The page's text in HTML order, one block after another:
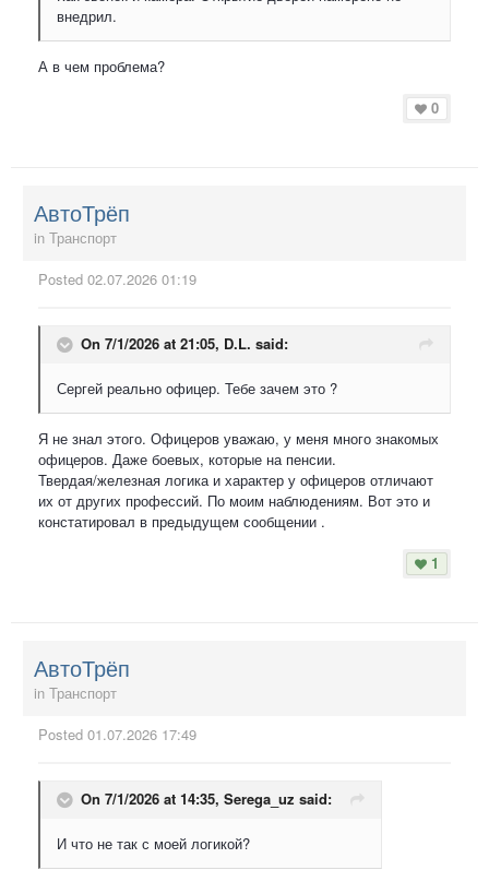
внедрил.
А в чем проблема?
0
АвтоТрёп
in Транспорт
Posted 02.07.2026 01:19
On 7/1/2026 at 21:05, D.L. said:
Сергей реально офицер. Тебе зачем это ?
Я не знал этого. Офицеров уважаю, у меня много знакомых
офицеров. Даже боевых, которые на пенсии.
Твердая/железная логика и характер у офицеров отличают
их от других профессий. По моим наблюдениям. Вот это и
констатировал в предыдущем сообщении .
1
АвтоТрёп
in Транспорт
Posted 01.07.2026 17:49
On 7/1/2026 at 14:35, Serega_uz said:
И что не так с моей логикой?